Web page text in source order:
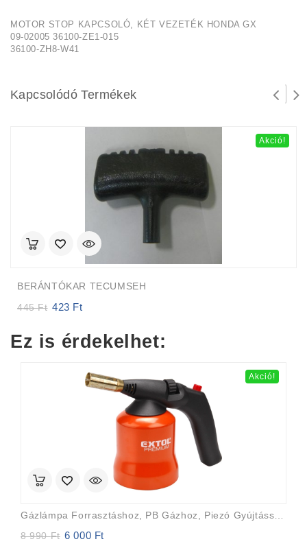
MOTOR STOP KAPCSOLÓ, KÉT VEZETÉK HONDA GX
09-02005 36100-ZE1-015
36100-ZH8-W41
Kapcsolódó Termékek
Akció!
BERÁNTÓKAR TECUMSEH
445Ft
Original
445 Ft.
423 Ft
423 Ft.
Ez is érdekelhet:
Akció!
8 990Ft Original
6 000 Ft